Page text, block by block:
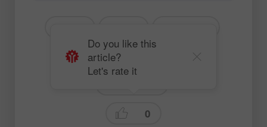
# Dành cho người mới bắt đầu
0
Do you like this
article?
Let's rate it